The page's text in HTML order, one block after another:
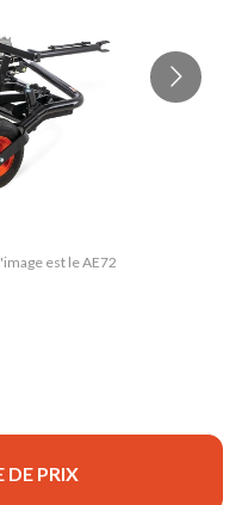
est le AE72
DE PRIX